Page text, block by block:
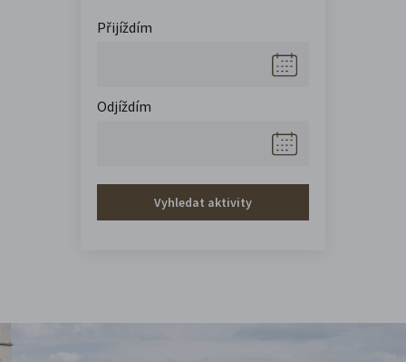
Přijíždím
Odjíždím
Vyhledat aktivity